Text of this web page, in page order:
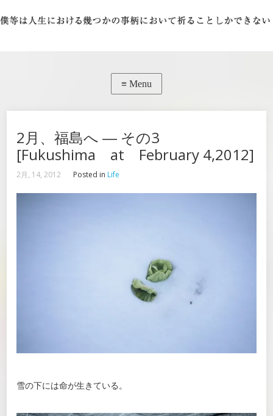
2月、福島へ ― その3
[Fukushima at February 4,2012]
2月, 14, 2012 Posted in Life
雪の下には命が生きている。